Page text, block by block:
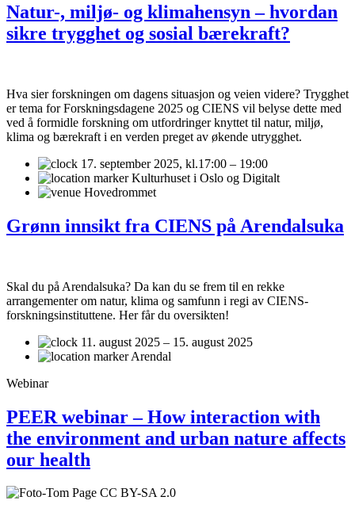
Natur-, miljø- og klimahensyn – hvordan
sikre trygghet og sosial bærekraft?
Hva sier forskningen om dagens situasjon og veien videre? Trygghet
er tema for Forskningsdagene 2025 og CIENS vil belyse dette med
ved å formidle forskning om utfordringer knyttet til natur, miljø,
klima og bærekraft i en verden preget av økende utrygghet.
17. september 2025, kl.17:00 – 19:00
Kulturhuset i Oslo og Digitalt
Hovedrommet
Grønn innsikt fra CIENS på Arendalsuka
Skal du på Arendalsuka? Da kan du se frem til en rekke
arrangementer om natur, klima og samfunn i regi av CIENS-
forskningsinstituttene. Her får du oversikten!
11. august 2025 – 15. august 2025
Arendal
Webinar
PEER webinar – How interaction with
the environment and urban nature affects
our health